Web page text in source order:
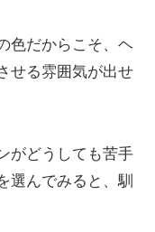
色だからこそ、ヘ
せる雰囲気が出せ
がどうしても苦手
選んでみると、馴